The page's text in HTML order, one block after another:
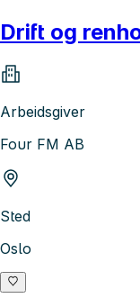
Drift og
Arbeidsgiver
Four FM AB
Sted
Oslo